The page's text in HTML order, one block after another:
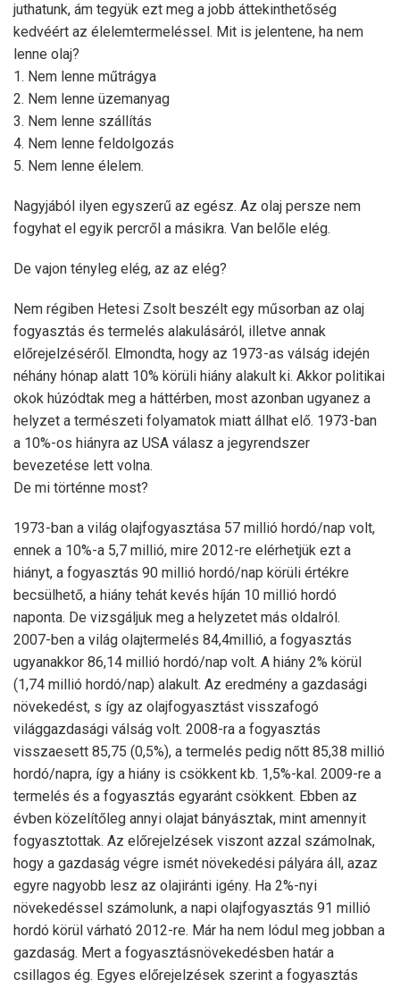
juthatunk, ám tegyük ezt meg a jobb áttekinthetőség
kedvéért az élelemtermeléssel. Mit is jelentene, ha nem
lenne olaj?
1. Nem lenne műtrágya
2. Nem lenne üzemanyag
3. Nem lenne szállítás
4. Nem lenne feldolgozás
5. Nem lenne élelem.
Nagyjából ilyen egyszerű az egész. Az olaj persze nem
fogyhat el egyik percről a másikra. Van belőle elég.
De vajon tényleg elég, az az elég?
Nem régiben Hetesi Zsolt beszélt egy műsorban az olaj
fogyasztás és termelés alakulásáról, illetve annak
előrejelzéséről. Elmondta, hogy az 1973-as válság idején
néhány hónap alatt 10% körüli hiány alakult ki. Akkor politikai
okok húzódtak meg a háttérben, most azonban ugyanez a
helyzet a természeti folyamatok miatt állhat elő. 1973-ban
a 10%-os hiányra az USA válasz a jegyrendszer
bevezetése lett volna.
De mi történne most?
1973-ban a világ olajfogyasztása 57 millió hordó/nap volt,
ennek a 10%-a 5,7 millió, mire 2012-re elérhetjük ezt a
hiányt, a fogyasztás 90 millió hordó/nap körüli értékre
becsülhető, a hiány tehát kevés híján 10 millió hordó
naponta. De vizsgáljuk meg a helyzetet más oldalról.
2007-ben a világ olajtermelés 84,4millió, a fogyasztás
ugyanakkor 86,14 millió hordó/nap volt. A hiány 2% körül
(1,74 millió hordó/nap) alakult. Az eredmény a gazdasági
növekedést, s így az olajfogyasztást visszafogó
világgazdasági válság volt. 2008-ra a fogyasztás
visszaesett 85,75 (0,5%), a termelés pedig nőtt 85,38 millió
hordó/napra, így a hiány is csökkent kb. 1,5%-kal. 2009-re a
termelés és a fogyasztás egyaránt csökkent. Ebben az
évben közelítőleg annyi olajat bányásztak, mint amennyit
fogyasztottak. Az előrejelzések viszont azzal számolnak,
hogy a gazdaság végre ismét növekedési pályára áll, azaz
egyre nagyobb lesz az olajiránti igény. Ha 2%-nyi
növekedéssel számolunk, a napi olajfogyasztás 91 millió
hordó körül várható 2012-re. Már ha nem lódul meg jobban a
gazdaság. Mert a fogyasztásnövekedésben határ a
csillagos ég. Egyes előrejelzések szerint a fogyasztás